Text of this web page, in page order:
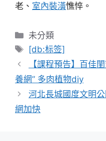
老、 室內裝潢憔悴。
分
類
未分類
標
籤
[db:标签]
【課程預告】百佳
養網” 多肉植物diy
河北長城國度文明
網加快